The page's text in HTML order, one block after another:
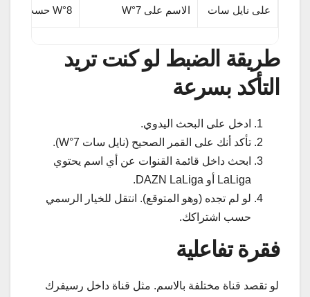
على نايل سات
الاسم على 7°W
8°W حسب بلدك واشتراكك
طريقة الضبط لو كنت تريد
التأكد بسرعة
ادخل على البحث اليدوي.
تأكد أنك على القمر الصحيح (نايل سات 7°W).
ابحث داخل قائمة القنوات عن أي اسم يحتوي
LaLiga أو DAZN LaLiga.
لو لم تجده (وهو المتوقع). انتقل للخيار الرسمي
حسب اشتراكك.
فقرة تفاعلية
لو تقصد قناة مختلفة بالاسم. مثل قناة داخل رسيفرك